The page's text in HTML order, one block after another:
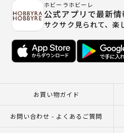
ホビーラホビーレ
公式アプリで最新情
サクサク見られて、楽
お買い物ガイド
お問い合わせ - よくあるご質問